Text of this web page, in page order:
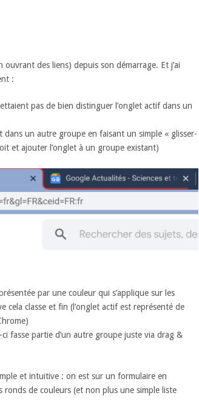
des liens) depuis son démarrage. Et j’ai
:
pas de bien distinguer l’onglet actif dans un
dans un autre groupe en faisant un simple « glisser-
et ajouter l’onglet à un groupe existant)
par une couleur qui s’applique sur les
cela classe et fin (l’onglet actif est représenté de
fasse partie d’un autre groupe juste via drag &
et intuitive : on est sur un formulaire en
ronds de couleurs (et non plus une simple liste